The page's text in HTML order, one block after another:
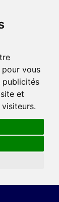
vous
publicités
et